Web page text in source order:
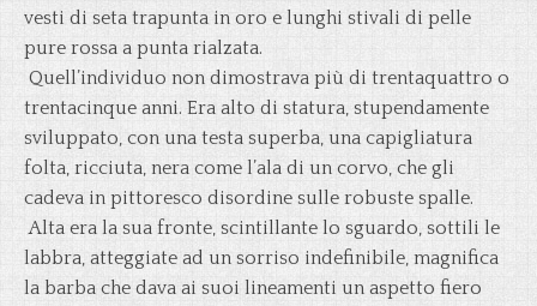
vesti di seta trapunta in oro e lunghi stivali di pelle
pure rossa a punta rialzata.
Quell’individuo non dimostrava più di trentaquattro o
trentacinque anni. Era alto di statura, stupendamente
sviluppato, con una testa superba, una capigliatura
folta, ricciuta, nera come l’ala di un corvo, che gli
cadeva in pittoresco disordine sulle robuste spalle.
Alta era la sua fronte, scintillante lo sguardo, sottili le
labbra, atteggiate ad un sorriso indefinibile, magnifica
la barba che dava ai suoi lineamenti un aspetto fiero